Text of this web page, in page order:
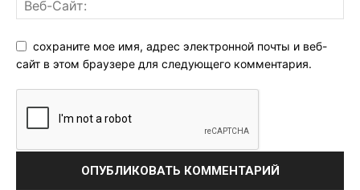
сохраните мое имя, адрес электронной почты и веб-
сайт в этом браузере для следующего комментария.